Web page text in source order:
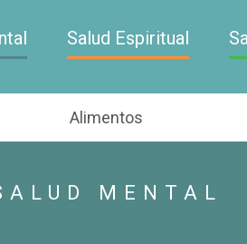
Salud Espiritual
Alimentos
MENTAL